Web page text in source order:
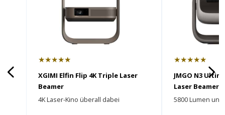
★★★★★
XGIMI Elfin Flip 4K Triple Laser
Beamer
4K Laser-Kino überall dabei
★★★★★
JMGO N3
Laser Beamer
5800 Lumen